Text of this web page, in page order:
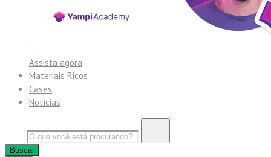
Assista agora
Materiais Ricos
Cases
Notícias
Buscar